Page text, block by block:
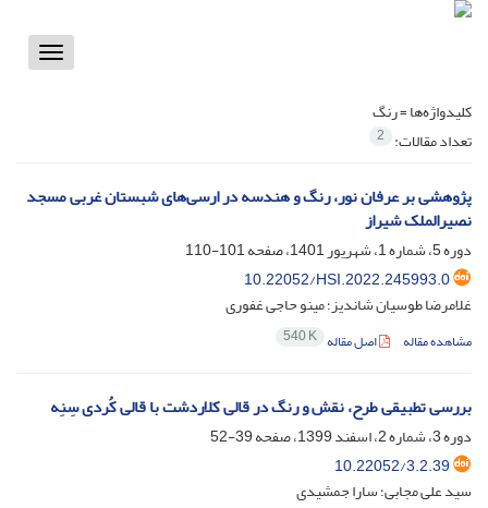
Toggle
کلیدواژه‌ها =رنگ
تعداد مقالات: 2
پژوهشی بر عرفان نور، رنگ و هندسه در ارسی‌های شبستان غربی مسجد
نصیرالملک شیراز
دوره 5، شماره 1، شهریور 1401، صفحه
101-110
10.22052/HSI.2022.245993.0
غلامرضا طوسیان شاندیز؛ مینو حاجی غفوری
مشاهده مقاله اصل مقاله 540 K
بررسی تطبیقی طرح، نقش و رنگ در قالی کلاردشت با قالی کُردی سِنِه
دوره 3، شماره 2، اسفند 1399، صفحه
39-52
10.22052/3.2.39
سید علی مجابی؛ سارا جمشیدی